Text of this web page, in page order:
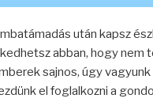
után kapsz
abban, hogy nem
sajnos, úgy
el foglalkozni a